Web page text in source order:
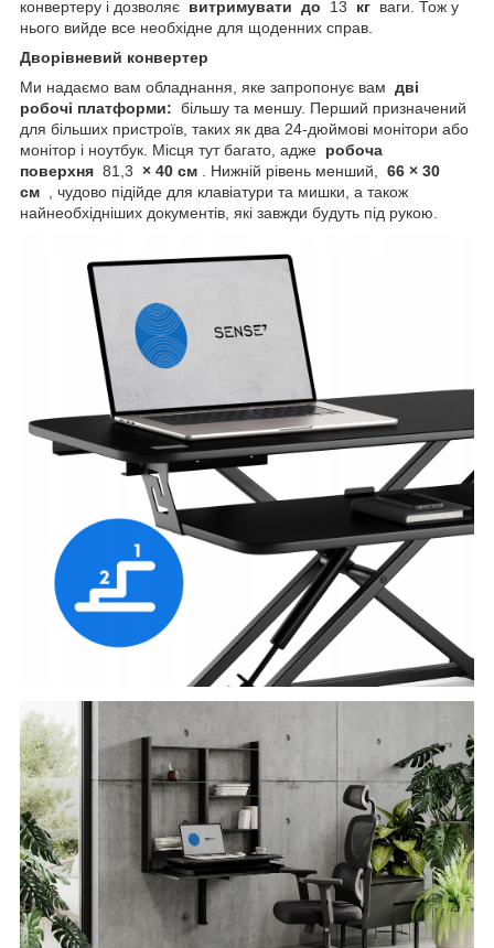
конвертеру і дозволяє витримувати до 13 кг ваги. Тож у
нього вийде все необхідне для щоденних справ.
Дворівневий конвертер
Ми надаємо вам обладнання, яке запропонує вам дві
робочі платформи: більшу та меншу. Перший призначений
для більших пристроїв, таких як два 24-дюймові монітори або
монітор і ноутбук. Місця тут багато, адже робоча
поверхня 81,3 × 40 см . Нижній рівень менший, 66 × 30
см , чудово підійде для клавіатури та мишки, а також
найнеобхідніших документів, які завжди будуть під рукою.